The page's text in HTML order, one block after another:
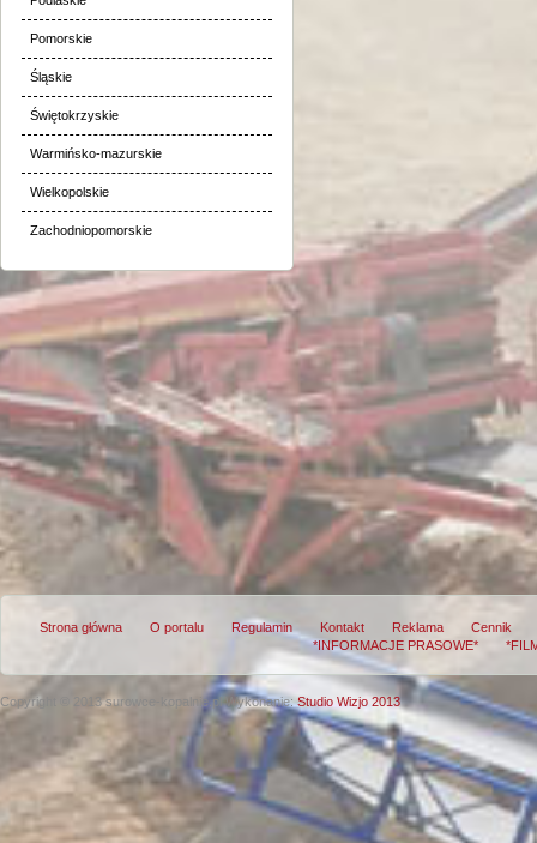
Pomorskie
Śląskie
Świętokrzyskie
Warmińsko-mazurskie
Wielkopolskie
Zachodniopomorskie
Strona główna O portalu Regulamin Kontakt Reklama
Cennik
*INFORMACJE PRASOWE*
Copyright © 2013 surowce-kopalnie.plWykonanie:Studio Wizjo 2013